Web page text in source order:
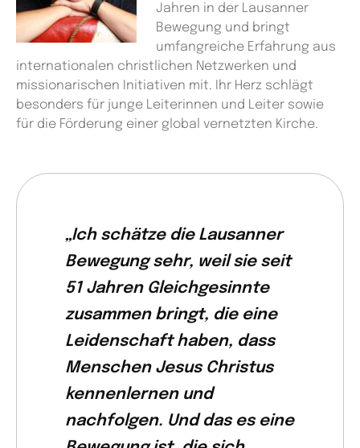
Jahren in der Lausanner
Bewegung und bringt
umfangreiche Erfahrung aus
internationalen christlichen Netzwerken und
missionarischen Initiativen mit. Ihr Herz schlägt
besonders für junge Leiterinnen und Leiter sowie
für die Förderung einer global vernetzten Kirche.
„Ich schätze die Lausanner
Bewegung sehr, weil sie seit
51 Jahren Gleichgesinnte
zusammen bringt, die eine
Leidenschaft haben, dass
Menschen Jesus Christus
kennenlernen und
nachfolgen. Und das es eine